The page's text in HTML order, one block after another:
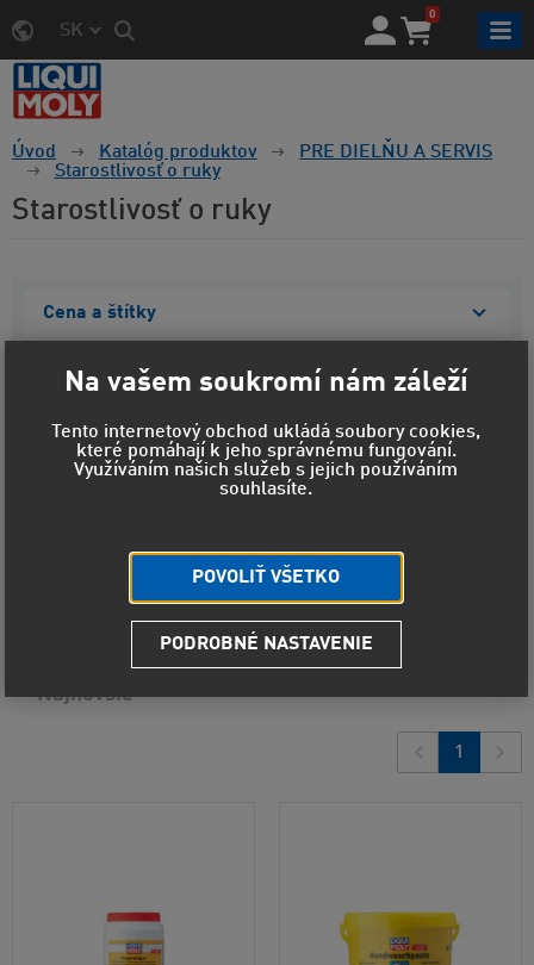
SK
0
Úvod Katalóg produktov
PRE DIELŇU A SERVIS
Starostlivosť o ruky
Starostlivosť o ruky
Cena a štítky
Materiál obalu
Zobraziť vybrané
Predvolené radenie
Od najlacnejšieho
Od najdrahšieho
Najnovšie
11produktov
1
Na vašem soukromí nám záleží
Tento internetový obchod ukládá soubory cookies,
které pomáhají k jeho správnému fungování.
Využíváním našich služeb s jejich používáním
souhlasíte.
POVOLIŤ VŠETKO
PODROBNÉ NASTAVENIE